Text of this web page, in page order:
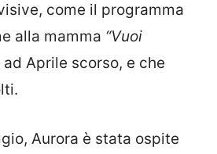
come il programma
alla mamma “Vuoi
ad Aprile scorso, e che
Aurora è stata ospite